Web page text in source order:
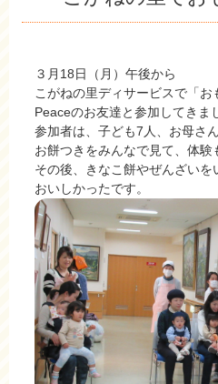
３月18日（月）午後から
こがねの里ディサービスで「お
Peaceのお友達と参加してきま
参加者は、子ども7人、お母さ
お餅つきをみんなで見て、体験
その後、きなこ餅やぜんざいを
おいしかったです。